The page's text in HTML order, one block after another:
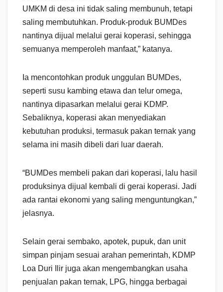
UMKM di desa ini tidak saling membunuh, tetapi
saling membutuhkan. Produk-produk BUMDes
nantinya dijual melalui gerai koperasi, sehingga
semuanya memperoleh manfaat,” katanya.
Ia mencontohkan produk unggulan BUMDes,
seperti susu kambing etawa dan telur omega,
nantinya dipasarkan melalui gerai KDMP.
Sebaliknya, koperasi akan menyediakan
kebutuhan produksi, termasuk pakan ternak yang
selama ini masih dibeli dari luar daerah.
“BUMDes membeli pakan dari koperasi, lalu hasil
produksinya dijual kembali di gerai koperasi. Jadi
ada rantai ekonomi yang saling menguntungkan,”
jelasnya.
Selain gerai sembako, apotek, pupuk, dan unit
simpan pinjam sesuai arahan pemerintah, KDMP
Loa Duri Ilir juga akan mengembangkan usaha
penjualan pakan ternak, LPG, hingga berbagai